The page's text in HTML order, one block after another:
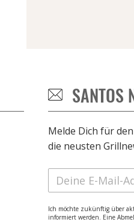
Melde Dich für
die neusten
Ich möchte zukünftig über
informiert werden. Eine